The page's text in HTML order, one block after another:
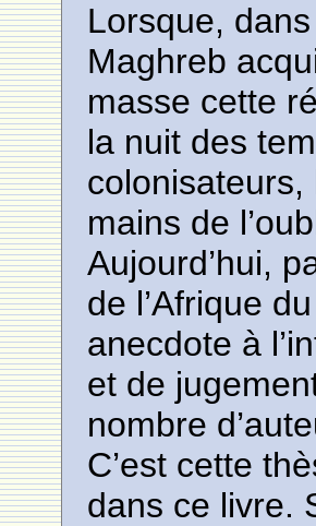
Lorsque,
Maghreb
masse cette
la nuit des
mains de
Aujourd’hui,
de l’Afrique
anecdote à
et de
nombre
C’est cette
dans ce livre.